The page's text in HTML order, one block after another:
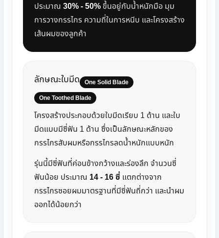
ประมาณ 30% - 50% ขึ้นอยู่กับน้ำหนักมือ มุม
การวางกรรไกร ความถี่ในการหนีบ และโครงสร้าง
เส้นผมของลูกค้า
ลักษณะใบมีด
One Solid Blade
One Toothed Blade
โครงสร้างประกอบด้วยใบมีดเรียบ 1 ด้าน และใบ
มีดแบบมีซี่ฟัน 1 ด้าน ซึ่งเป็นลักษณะหลักของ
กรรไกรสับผมหรือกรรไกรลดน้ำหนักแบบหนัก
รุ่นนี้มีซี่ฟันที่ค่อนข้างกว้างและร่องลึก จำนวนซี่
ฟันน้อย ประมาณ 14 - 16 ซี่ แตกต่างจาก
กรรไกรซอยผมมาตรฐานที่มีซี่ฟันถี่กว่า และนำผม
ออกได้น้อยกว่า